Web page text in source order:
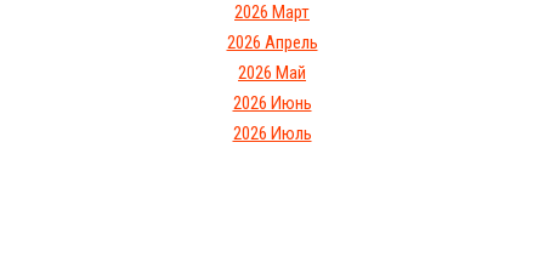
2026 Март
2026 Апрель
2026 Май
2026 Июнь
2026 Июль